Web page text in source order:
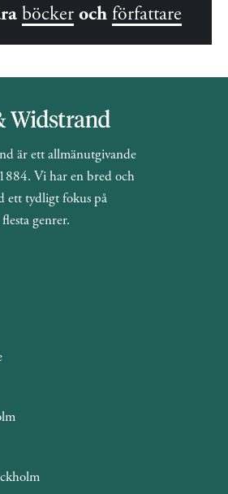
böcker och författare
är ett allmänutgivande
Vi har en bred och
ett tydligt fokus på
genrer.